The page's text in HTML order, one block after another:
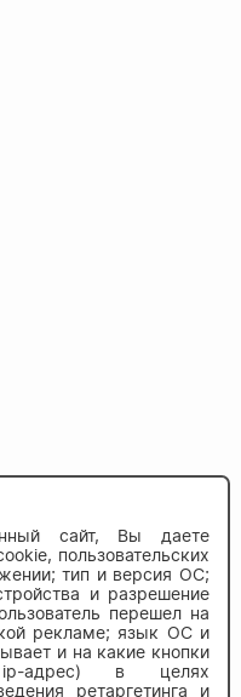
сайт, Вы даете
пользовательских
тип и версия ОС;
и разрешение
перешел на
рекламе; язык ОС и
и на какие кнопки
ip-адрес) в целях
ретаргетинга и